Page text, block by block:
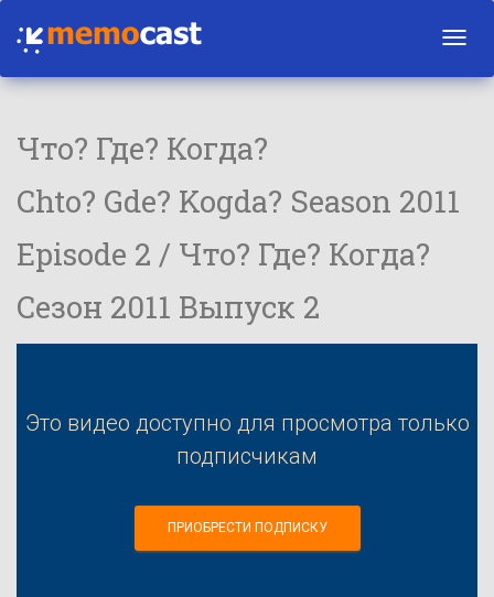
Что? Где? Когда?
Chto? Gde? Kogda? Season 2011
Episode 2 / Что? Где? Когда?
Сезон 2011 Выпуск 2
Это видео доступно для просмотра только
подписчикам
ПРИОБРЕСТИ ПОДПИСКУ